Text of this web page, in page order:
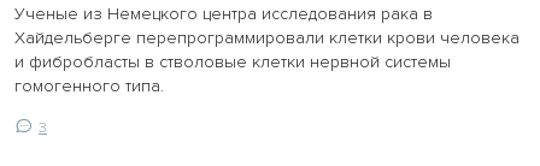
Ученые из Немецкого центра исследования рака в
Хайдельберге перепрограммировали клетки крови человека
и фибробласты в стволовые клетки нервной системы
гомогенного типа.
3